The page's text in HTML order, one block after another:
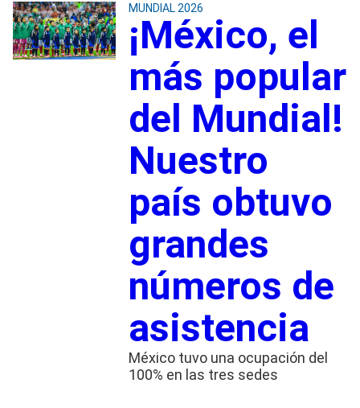
MUNDIAL 2026
¡México, el
más popular
del Mundial!
Nuestro
país obtuvo
grandes
números de
asistencia
México tuvo una ocupación del
100% en las tres sedes